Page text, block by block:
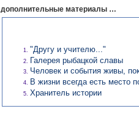
дополнительные материалы …
"Другу и учителю..."
Галерея рыбацкой славы
Человек и события живы,
В жизни всегда есть место
Хранитель истории